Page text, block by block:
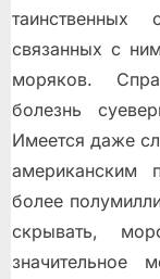
таинственных
связанных с
моряков.
болезнь
Имеется даже
американским
более
скрывать,
значительное